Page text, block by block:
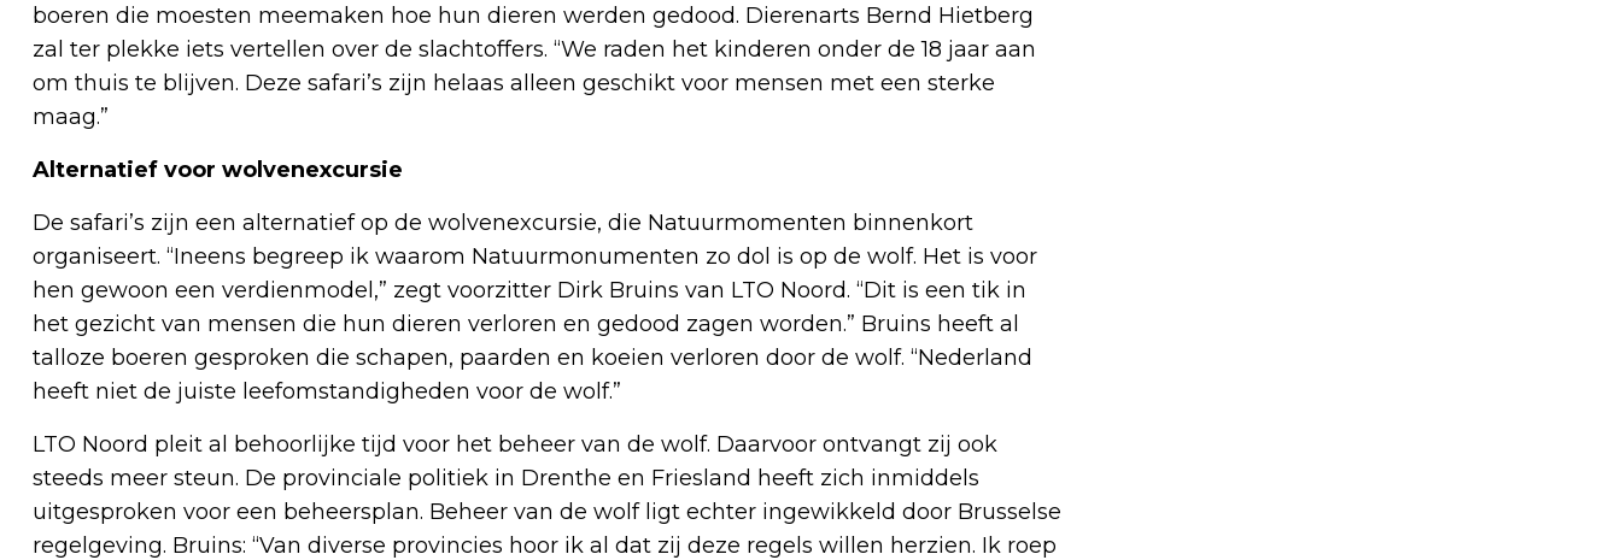
boeren die moesten meemaken hoe hun dieren werden gedood. Dierenarts Bernd Hietberg
zal ter plekke iets vertellen over de slachtoffers. “We raden het kinderen onder de 18 jaar aan
om thuis te blijven. Deze safari’s zijn helaas alleen geschikt voor mensen met een sterke
maag.”
Alternatief voor wolvenexcursie
De safari’s zijn een alternatief op de wolvenexcursie, die Natuurmomenten binnenkort
organiseert. “Ineens begreep ik waarom Natuurmonumenten zo dol is op de wolf. Het is voor
hen gewoon een verdienmodel,” zegt voorzitter Dirk Bruins van LTO Noord. “Dit is een tik in
het gezicht van mensen die hun dieren verloren en gedood zagen worden.” Bruins heeft al
talloze boeren gesproken die schapen, paarden en koeien verloren door de wolf. “Nederland
heeft niet de juiste leefomstandigheden voor de wolf.”
LTO Noord pleit al behoorlijke tijd voor het beheer van de wolf. Daarvoor ontvangt zij ook
steeds meer steun. De provinciale politiek in Drenthe en Friesland heeft zich inmiddels
uitgesproken voor een beheersplan. Beheer van de wolf ligt echter ingewikkeld door Brusselse
regelgeving. Bruins: “Van diverse provincies hoor ik al dat zij deze regels willen herzien. Ik roep